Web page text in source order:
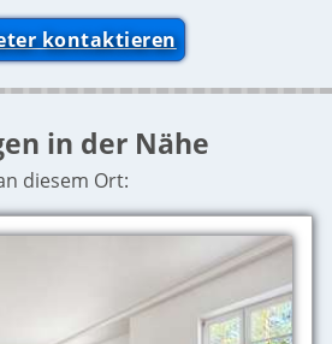
kontaktieren
in der Nähe
diesem Ort: